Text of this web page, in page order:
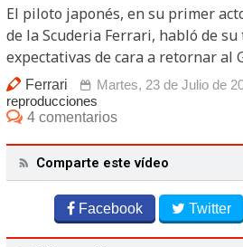
El piloto japonés, en su primer
de la Scuderia Ferrari, habló de su
expectativas de cara a retornar al
Ferrari Martes, 23 de Julio de
reproducciones
4 comentarios
Comparte este vídeo
Facebook Twitter